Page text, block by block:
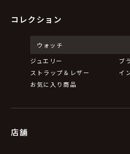
弊社からのお知らせ等の情報をお
（４）個人情報の第三者提
取得した個人情報は法令等による
提供することはありません。
（５）個人情報の取扱いの
取得した個人情報の取扱いの全部
コレクション
ウォッチ
ジュエリー
ブ
ストラップ＆レザー
イ
お気に入り商品
店舗